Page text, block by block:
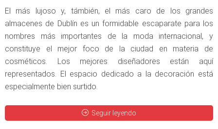
El más lujoso y, támbién, el más caro de los grandes
almacenes de Dublín es un formidable escaparate para los
nombres más importantes de la moda internacional, y
constituye el mejor foco de la ciudad en materia de
cosméticos. Los mejores diseñadores están aquí
representados. El espacio dedicado a la decoración está
especialmente bien surtido.
Seguir leyendo